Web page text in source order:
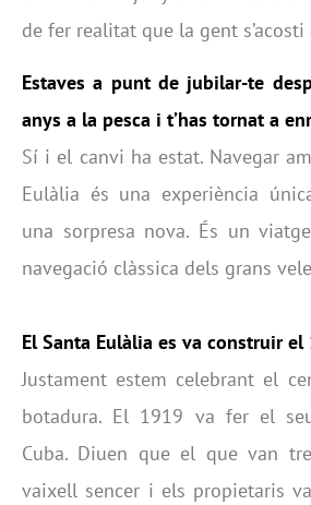
de fer realitat que la gent s’acosti
Estaves a punt de jubilar-te
anys a la pesca i t’has tornat a
Sí i el canvi ha estat. Navegar
Eulàlia és una experiència
una sorpresa nova. És un
navegació clàssica dels grans
El Santa Eulàlia es va construir el
Justament estem celebrant el
botadura. El 1919 va fer el
Cuba. Diuen que el que van
vaixell sencer i els propietaris